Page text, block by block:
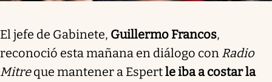
El jefe de Gabinete, Guillermo Francos,
reconoció esta mañana en diálogo con Radio
Mitreque mantener a Espertle iba a costar la